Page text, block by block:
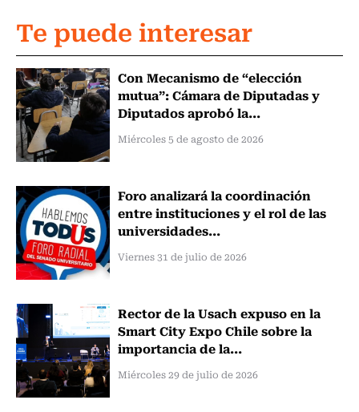
Te puede interesar
Con Mecanismo de “elección
mutua”: Cámara de Diputadas y
Diputados aprobó la...
Miércoles 5 de agosto de 2026
Foro analizará la coordinación
entre instituciones y el rol de las
universidades...
Viernes 31 de julio de 2026
Rector de la Usach expuso en la
Smart City Expo Chile sobre la
importancia de la...
Miércoles 29 de julio de 2026